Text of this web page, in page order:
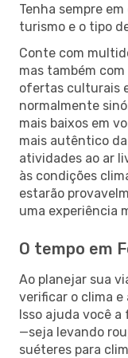
Tenha sempre
turismo e o tipo
Conte com
mas também
ofertas culturais
normalmente
mais baixos em
mais autêntico
atividades ao ar
às condições
estarão
uma experiência
O tempo em
Ao planejar sua
verificar o clima e
Isso ajuda você
—seja levando
suéteres para